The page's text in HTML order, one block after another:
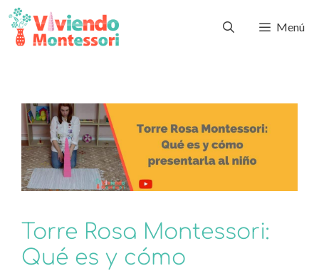
Menú
Torre Rosa Montessori:
Qué es y cómo